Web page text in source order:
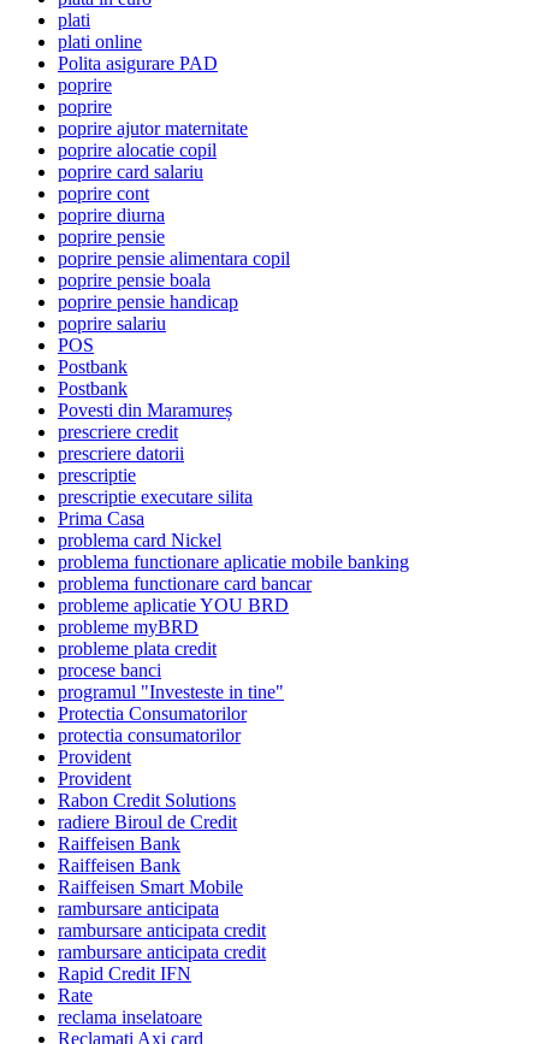
plati
plati online
Polita asigurare PAD
poprire
poprire
poprire ajutor maternitate
poprire alocatie copil
poprire card salariu
poprire cont
poprire diurna
poprire pensie
poprire pensie alimentara copil
poprire pensie boala
poprire pensie handicap
poprire salariu
POS
Postbank
Postbank
Povesti din Maramureș
prescriere credit
prescriere datorii
prescriptie
prescriptie executare silita
Prima Casa
problema card Nickel
problema functionare aplicatie mobile banking
problema functionare card bancar
probleme aplicatie YOU BRD
probleme myBRD
probleme plata credit
procese banci
programul "Investeste in tine"
Protectia Consumatorilor
protectia consumatorilor
Provident
Provident
Rabon Credit Solutions
radiere Biroul de Credit
Raiffeisen Bank
Raiffeisen Bank
Raiffeisen Smart Mobile
rambursare anticipata
rambursare anticipata credit
rambursare anticipata credit
Rapid Credit IFN
Rate
reclama inselatoare
Reclamati Axi card